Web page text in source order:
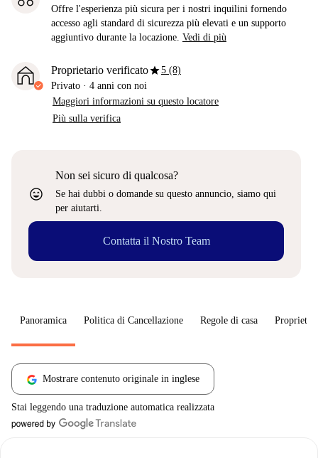
Offre l'esperienza più sicura per i nostri inquilini fornendo
accesso agli standard di sicurezza più elevati e un supporto
aggiuntivo durante la locazione. Vedi di più
Proprietario verificatostar5 (8)
Privato · 4 anni con noi
Maggiori informazioni su questo locatore
Più sulla verifica
sentiment_very_satisfied
Non sei sicuro di qualcosa?
Se hai dubbi o domande su questo annuncio, siamo qui
per aiutarti.
Contatta il Nostro Team
Panoramica Politica di Cancellazione Regole di casa
Mostrare contenuto originale in inglese
Stai leggendo una traduzione automatica realizzata